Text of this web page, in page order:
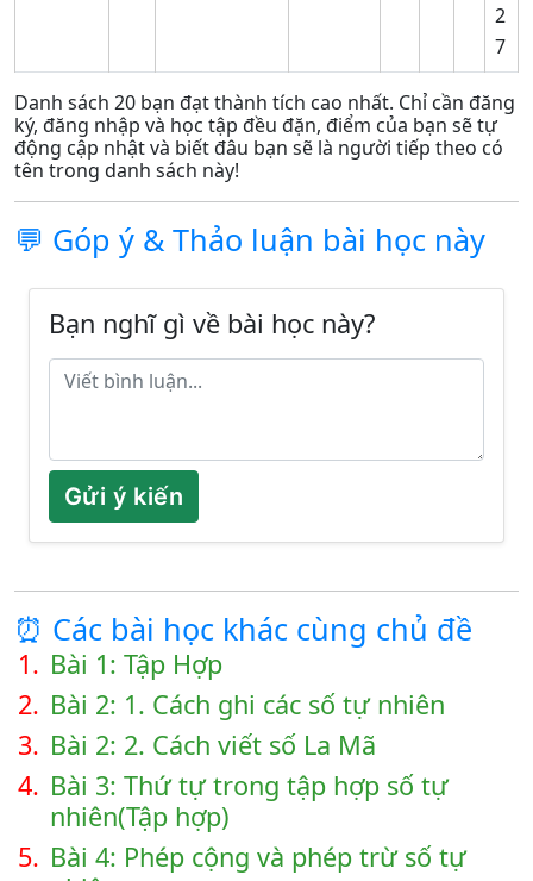
2
7
Danh sách 20 bạn đạt thành tích cao nhất. Chỉ cần đăng
ký, đăng nhập và học tập đều đặn, điểm của bạn sẽ tự
động cập nhật và biết đâu bạn sẽ là người tiếp theo có
tên trong danh sách này!
💬 Góp ý & Thảo luận bài học này
Bạn nghĩ gì về bài học này?
Gửi ý kiến
⏰ Các bài học khác cùng chủ đề
1. Bài 1: Tập Hợp
2. Bài 2: 1. Cách ghi các số tự nhiên
3. Bài 2: 2. Cách viết số La Mã
4. Bài 3: Thứ tự trong tập hợp số tự
nhiên(Tập hợp)
5. Bài 4: Phép cộng và phép trừ số tự